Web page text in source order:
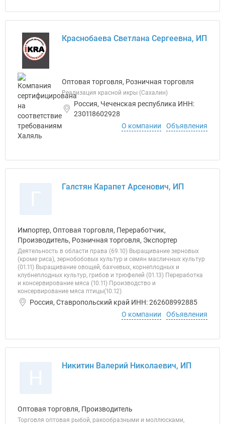
Краснобаева Светлана Сергеевна, ИП
Оптовая торговля, Розничная торговля
Реализация красной икры (Сахалин)
Россия, Чеченская республика ИНН:
230118602928
О компании
Объявления
Галстян Карапет Арсенович, ИП
Импортер, Оптовая торговля, Переработчик,
Производитель, Розничная торговля, Экспортер
Деятельность в области права (69.10) Выращивание зерновых
(кроме риса), зернобобовых культур и семян масличных культур
(01.11) Выращивание овощей, бахчевых, корнеплодных и
клубнеплодных культур, грибов и трюфелей (01.13) Переработка
и консервирование мяса (10.11) Производство и
консервирование мяса птицы(10.12)
Россия, Ставропольский край ИНН: 262608992885
О компании
Объявления
Никитин Валерий Николаевич, ИП
Оптовая торговля, Производитель
Торговля оптовая рыбой, ракообразными и моллюсками,